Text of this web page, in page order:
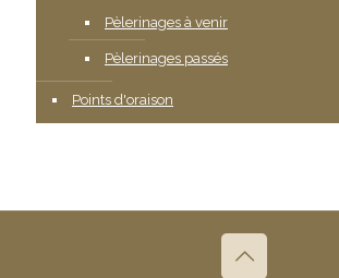
Pèlerinages à venir
Pèlerinages passés
Points d'oraison